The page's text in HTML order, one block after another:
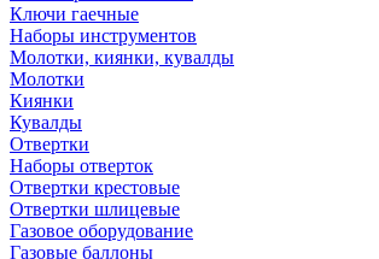
Ключи гаечные
Наборы инструментов
Молотки, киянки, кувалды
Молотки
Киянки
Кувалды
Отвертки
Наборы отверток
Отвертки крестовые
Отвертки шлицевые
Газовое оборудование
Газовые баллоны